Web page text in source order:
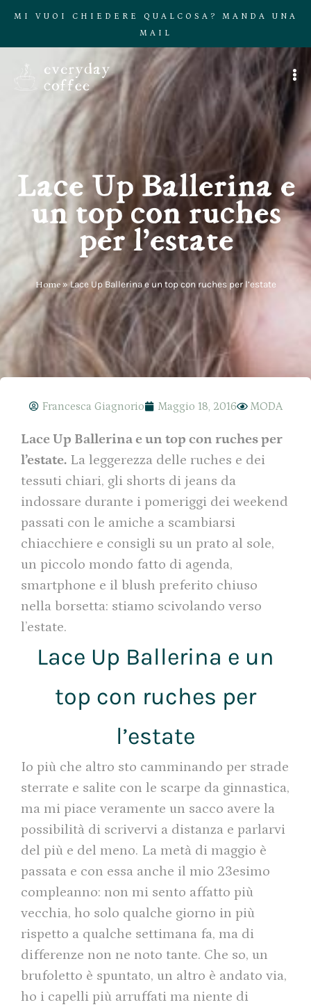
MI VUOI CHIEDERE QUALCOSA? MANDA UNA
MAIL
Lace Up Ballerina e
un top con ruches
per l’estate
Home» Lace Up Ballerina e un top con ruches per l’estate
Francesca Giagnorio Maggio 18, 2016 MODA
Lace Up Ballerina e un top con ruches per
l’estate. La leggerezza delle ruches e dei
tessuti chiari, gli shorts di jeans da
indossare durante i pomeriggi dei weekend
passati con le amiche a scambiarsi
chiacchiere e consigli su un prato al sole,
un piccolo mondo fatto di agenda,
smartphone e il blush preferito chiuso
nella borsetta: stiamo scivolando verso
l’estate.
Lace Up Ballerina e un
top con ruches per
l’estate
Io più che altro sto camminando per strade
sterrate e salite con le scarpe da ginnastica,
ma mi piace veramente un sacco avere la
possibilità di scrivervi a distanza e parlarvi
del più e del meno. La metà di maggio è
passata e con essa anche il mio 23esimo
compleanno: non mi sento affatto più
vecchia, ho solo qualche giorno in più
rispetto a qualche settimana fa, ma di
differenze non ne noto tante. Che so, un
brufoletto è spuntato, un altro è andato via,
ho i capelli più arruffati ma niente di